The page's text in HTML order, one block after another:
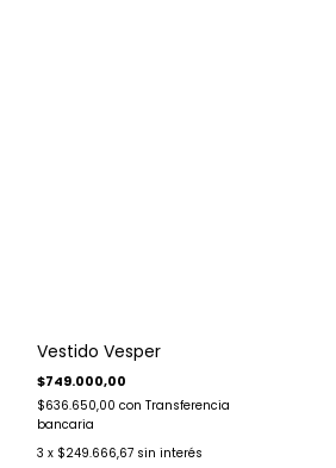
Vestido Vesper
$749.000,00
$636.650,00 con Transferencia
bancaria
3 x $249.666,67 sin interés